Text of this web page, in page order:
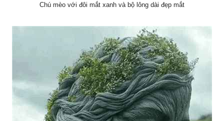
Chú mèo với đôi mắt xanh và bộ lông dài đẹp mắt